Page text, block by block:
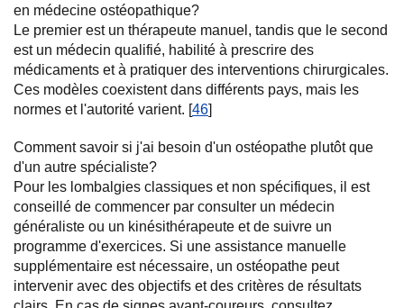
en médecine ostéopathique?
Le premier est un thérapeute manuel, tandis que le second
est un médecin qualifié, habilité à prescrire des
médicaments et à pratiquer des interventions chirurgicales.
Ces modèles coexistent dans différents pays, mais les
normes et l'autorité varient. [46]
Comment savoir si j'ai besoin d'un ostéopathe plutôt que
d'un autre spécialiste?
Pour les lombalgies classiques et non spécifiques, il est
conseillé de commencer par consulter un médecin
généraliste ou un kinésithérapeute et de suivre un
programme d'exercices. Si une assistance manuelle
supplémentaire est nécessaire, un ostéopathe peut
intervenir avec des objectifs et des critères de résultats